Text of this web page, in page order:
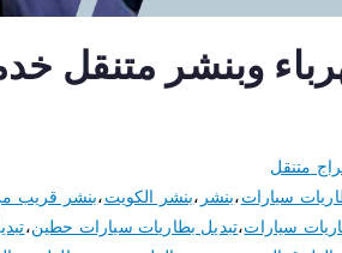
حطين 50805535 كهرباء وبنشر
متنقل
سيارات،بنشر ،بنشر الكويت،بنشر قريب
سيارات،تبديل بطاريات سيارات حطين،